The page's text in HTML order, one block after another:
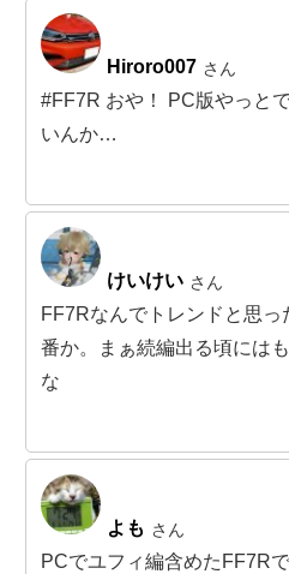
Hiroro007 さん
#FF7R おや！ PC版やっと
いんか…
けいけい さん
FF7Rなんでトレンドと思
番か。まぁ続編出る頃には
な
よも さん
PCでユフィ編含めたFF7R